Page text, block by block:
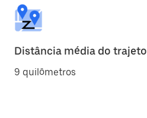
Distância média do trajeto
9 quilômetros